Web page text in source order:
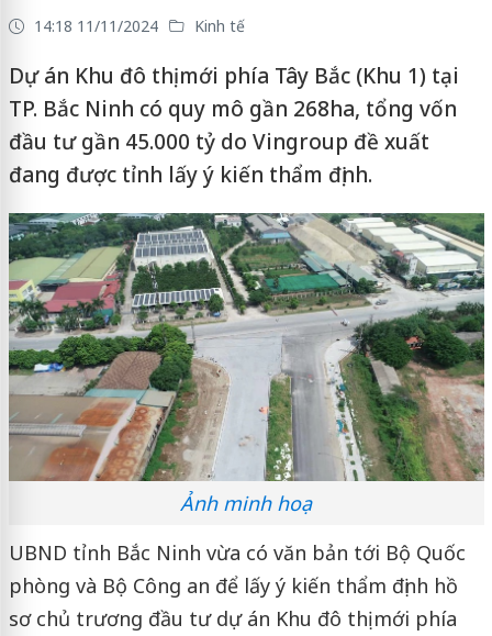
14:18 11/11/2024 Kinh tế
Dự án Khu đô thị mới phía Tây Bắc (Khu 1) tại
TP. Bắc Ninh có quy mô gần 268ha, tổng vốn
đầu tư gần 45.000 tỷ do Vingroup đề xuất
đang được tỉnh lấy ý kiến thẩm định.
Ảnh minh hoạ
UBND tỉnh Bắc Ninh vừa có văn bản tới Bộ Quốc
phòng và Bộ Công an để lấy ý kiến thẩm định hồ
sơ chủ trương đầu tư dự án Khu đô thị mới phía